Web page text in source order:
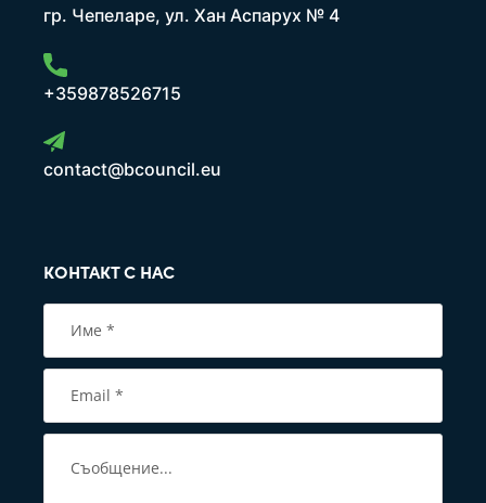
гр. Чепеларе, ул. Хан Аспарух № 4
+359878526715
contact@bcouncil.eu
КОНТАКТ С НАС